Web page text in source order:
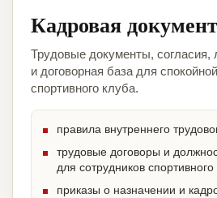
Кадровая
Трудовые документы, согласия,
и договорная база для
спортивного клуба.
правила внутреннего
трудовые договоры и
для сотрудников спортивного
приказы о назначении и